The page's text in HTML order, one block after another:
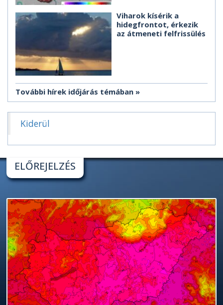
Viharok kísérik a
hidegfrontot, érkezik
az átmeneti felfrissülés
További hírek időjárás témában
Kiderül
ELŐREJELZÉS